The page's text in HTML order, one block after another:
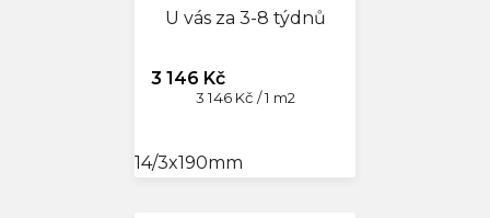
U vás za 3-8 týdnů
3 146 Kč
Měrná
3 146 Kč / 1 m2
14/3x190mm